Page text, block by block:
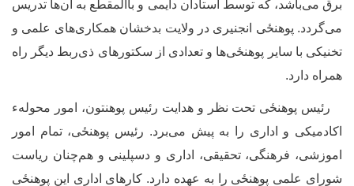
میباشد، که توسط استادان دایمی و باالمقطع به آن‌ها تدریس
پوهنځی انجنیری در ولایت بدخشان همکاری‌های علمی و
با سایر پوهنځی‌ها و تعدادی از سکتورهای ذی‌ربط دیگر راه
دارد.
پوهنځیتحت نظر و هدایت رئیس پوهنتون، امور محولهء
و اداری را به پیش می‌برد. رئیسپوهنځی، تمام امور
فرهنگی، تحقیقی، اداری و دسپلینی و هم‌چنان ریاست
علمیپوهنځیرا به عهده دارد. کارهای اداری اینپوهنځی